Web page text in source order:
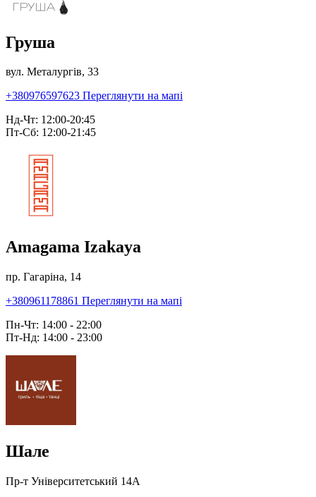
Груша
вул. Металургів, 33
+380976597623 Переглянути на мапі
Нд-Чт: 12:00-20:45
Пт-Сб: 12:00-21:45
Amagama Izakaya
пр. Гагаріна, 14
+380961178861 Переглянути на мапі
Пн-Чт: 14:00 - 22:00
Пт-Нд: 14:00 - 23:00
Шале
Пр-т Університетський 14А